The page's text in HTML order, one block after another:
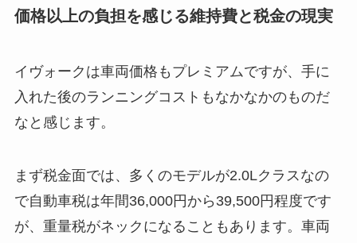
価格以上の負担を感じる維持費と税金の現実
イヴォークは車両価格もプレミアムですが、手に
入れた後のランニングコストもなかなかのものだ
なと感じます。
まず税金面では、多くのモデルが2.0Lクラスなの
で自動車税は年間36,000円から39,500円程度です
が、重量税がネックになることもあります。車両